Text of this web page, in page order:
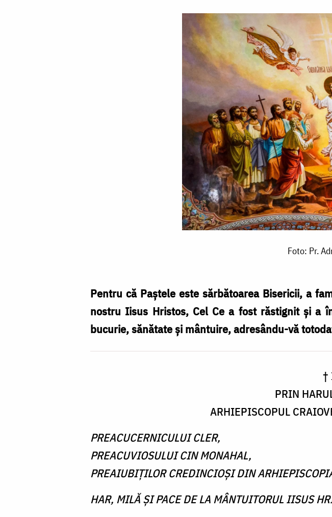
Foto: Pr.
Pentru că Paştele este sărbătoarea Bisericii, a
nostru Iisus Hristos, Cel Ce a fost răstignit şi a
bucurie, sănătate şi mântuire, adresându-vă
†
PRIN
ARHIEPISCOPUL
PREACUCERNICULUI CLER,
PREACUVIOSULUI CIN MONAHAL,
PREAIUBIŢILOR CREDINCIOŞI DIN
HAR, MILĂ ŞI PACE DE LA MÂNTUITORUL IISUS